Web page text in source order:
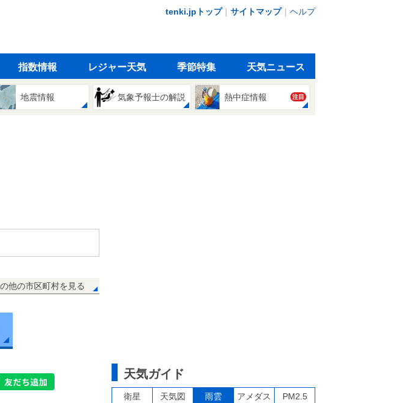
tenki.jpトップ｜ サイトマップ｜ ヘルプ
指数情報 レジャー天気 季節特集 天気ニュース
地震情報 気象予報士の解説 熱中症情報 注目
他の市区町村を見る
天気ガイド
衛星 天気図 雨雲 アメダス PM2.5